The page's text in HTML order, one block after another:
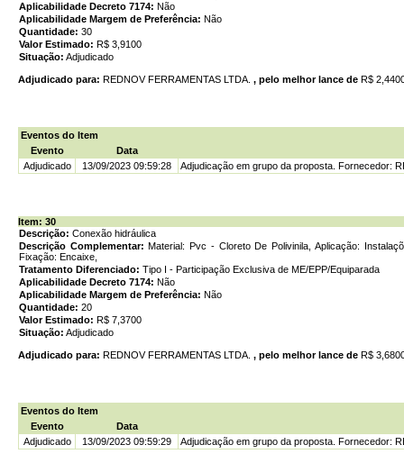
Aplicabilidade Decreto 7174: Não
Aplicabilidade Margem de Preferência: Não
Quantidade: 30
Valor Estimado: R$ 3,9100
Situação: Adjudicado
Adjudicado para: REDNOV FERRAMENTAS LTDA. , pelo melhor lance de R$
Eventos do Item
Evento
Data
Adjudicado
13/09/2023 09:59:28 Adjudicação em grupo da proposta. Fornecedor:
Item: 30
Descrição: Conexão hidráulica
Descrição Complementar: Material: Pvc - Cloreto De Polivinila, Aplicação:
Fixação: Encaixe,
Tratamento Diferenciado: Tipo I - Participação Exclusiva de ME/EPP/Equiparada
Aplicabilidade Decreto 7174: Não
Aplicabilidade Margem de Preferência: Não
Quantidade: 20
Valor Estimado: R$ 7,3700
Situação: Adjudicado
Adjudicado para: REDNOV FERRAMENTAS LTDA. , pelo melhor lance de R$
Eventos do Item
Evento
Data
Adjudicado
13/09/2023 09:59:29 Adjudicação em grupo da proposta. Fornecedor: